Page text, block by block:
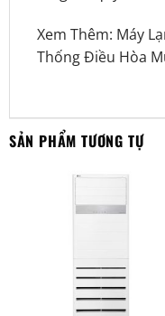
Xem Thêm: Máy
Thống Điều Hòa
SẢN PHẨM TƯƠNG TỰ